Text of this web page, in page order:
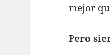
mejor
Pero